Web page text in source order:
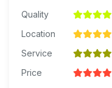
Quality
Location
Service
Price